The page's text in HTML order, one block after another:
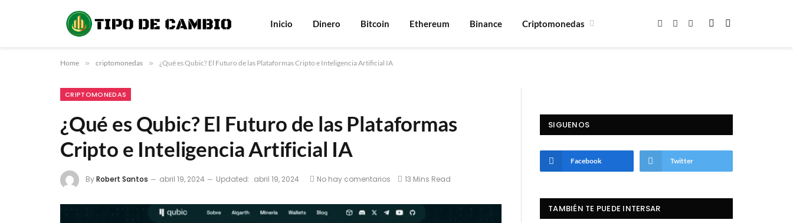
Inicio Dinero Bitcoin Ethereum Binance Criptomonedas Facebook
X
Instagram
Home » criptomonedas » ¿Qué es Qubic? El Futuro de las Plataformas Cripto e Inteligencia Artificial IA
CRIPTOMONEDAS
¿Qué es Qubic? El Futuro de las Plataformas
Cripto e Inteligencia Artificial IA
ByRobert Santos abril 19, 2024 Updated: abril 19, 2024 No hay comentarios 13 Mins Read
SIGUENOS
Facebook Twitter
TAMBIÉN TE PUEDE INTERSAR